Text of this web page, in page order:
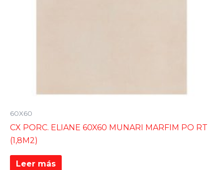
60X60
CX PORC. ELIANE 60X60 MUNARI MARFIM PO RT
(1,8M2)
Leer más